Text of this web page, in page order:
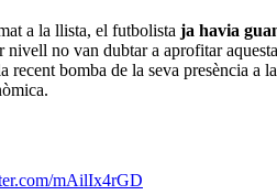
a la llista, el futbolista ja havia
no van dubtar a aprofitar
bomba de la seva presència
mAilIx4rGD